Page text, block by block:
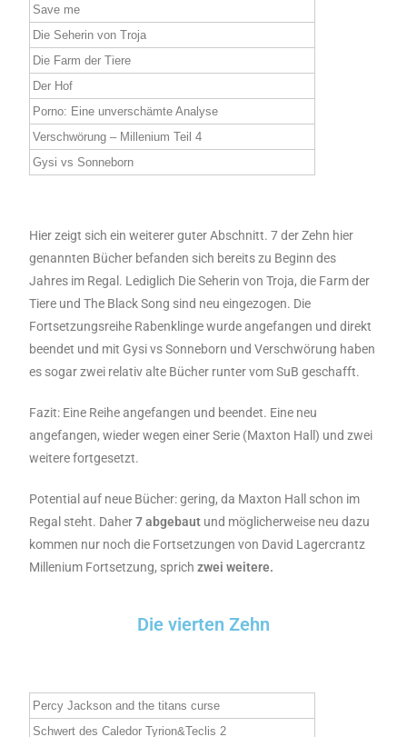
Save me
Die Seherin von Troja
Die Farm der Tiere
Der Hof
Porno: Eine unverschämte Analyse
Verschwörung – Millenium Teil 4
Gysi vs Sonneborn
Hier zeigt sich ein weiterer guter Abschnitt. 7 der Zehn hier
genannten Bücher befanden sich bereits zu Beginn des
Jahres im Regal. Lediglich Die Seherin von Troja, die Farm der
Tiere und The Black Song sind neu eingezogen. Die
Fortsetzungsreihe Rabenklinge wurde angefangen und direkt
beendet und mit Gysi vs Sonneborn und Verschwörung haben
es sogar zwei relativ alte Bücher runter vom SuB geschafft.
Fazit: Eine Reihe angefangen und beendet. Eine neu
angefangen, wieder wegen einer Serie (Maxton Hall) und zwei
weitere fortgesetzt.
Potential auf neue Bücher: gering, da Maxton Hall schon im
Regal steht. Daher7 abgebaut und möglicherweise neu dazu
kommen nur noch die Fortsetzungen von David Lagercrantz
Millenium Fortsetzung, sprich zwei weitere.
Die vierten Zehn
Percy Jackson and the titans curse
Schwert des Caledor Tyrion&Teclis 2